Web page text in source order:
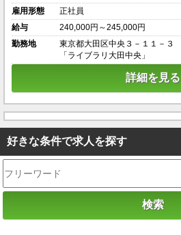
雇用形態
正社員
給与
240,000円～245,000円
勤務地
東京都大田区中央３－１１－３
「ライブラリ大田中央」
詳細を見る
好きな条件で求人を探す